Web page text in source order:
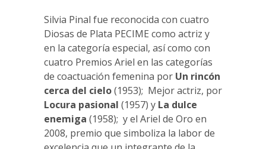
Silvia Pinal fue reconocida con cuatro
Diosas de Plata PECIME como actriz y
en la categoría especial, así como con
cuatro Premios Ariel en las categorías
de coactuación femenina por Un rincón
cerca del cielo(1953); Mejor actriz, por
Locura pasional (1957) y La dulce
enemiga (1958); y el Ariel de Oro en
2008, premio que simboliza la labor de